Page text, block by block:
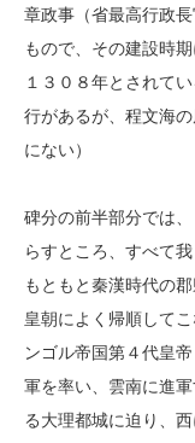
章政事（省最高行政
もので、その建設時
１３０８年とされて
行があるが、程文海
にない）
碑分の前半部分では
らすところ、すべて
もともと秦漢時代の
皇朝によく帰順して
ンゴル帝国第４代皇
軍を率い、雲南に進
る大理都城に迫り、